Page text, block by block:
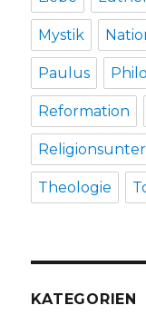
Mystik
Paulus
Reformation
Theologie
KATEGORIEN